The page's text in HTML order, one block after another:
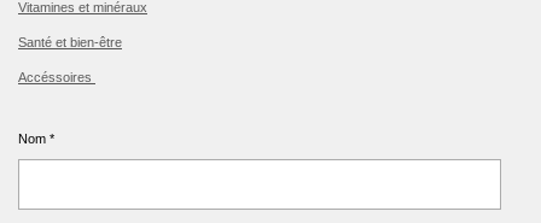
Vitamines et minéraux
Santé et bien-être
Accéssoires
Nom *